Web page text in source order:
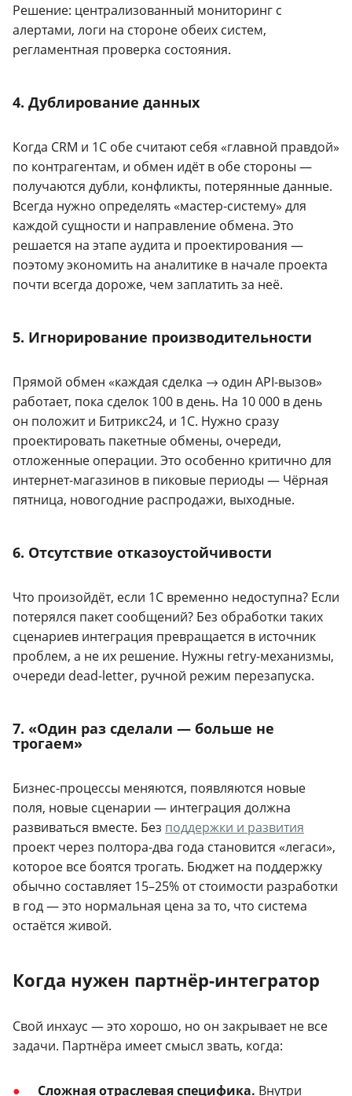
Решение: централизованный мониторинг с
алертами, логи на стороне обеих систем,
регламентная проверка состояния.
4. Дублирование данных
Когда CRM и 1С обе считают себя «главной правдой»
по контрагентам, и обмен идёт в обе стороны —
получаются дубли, конфликты, потерянные данные.
Всегда нужно определять «мастер-систему» для
каждой сущности и направление обмена. Это
решается на этапе аудита и проектирования —
поэтому экономить на аналитике в начале проекта
почти всегда дороже, чем заплатить за неё.
5. Игнорирование производительности
Прямой обмен «каждая сделка → один API-вызов»
работает, пока сделок 100 в день. На 10 000 в день
он положит и Битрикс24, и 1С. Нужно сразу
проектировать пакетные обмены, очереди,
отложенные операции. Это особенно критично для
интернет-магазинов в пиковые периоды — Чёрная
пятница, новогодние распродажи, выходные.
6. Отсутствие отказоустойчивости
Что произойдёт, если 1С временно недоступна? Если
потерялся пакет сообщений? Без обработки таких
сценариев интеграция превращается в источник
проблем, а не их решение. Нужны retry-механизмы,
очереди dead-letter, ручной режим перезапуска.
7. «Один раз сделали — больше не
трогаем»
Бизнес-процессы меняются, появляются новые
поля, новые сценарии — интеграция должна
развиваться вместе. Без поддержки и развития
проект через полтора-два года становится «легаси»,
которое все боятся трогать. Бюджет на поддержку
обычно составляет 15–25% от стоимости разработки
в год — это нормальная цена за то, что система
остаётся живой.
Когда нужен партнёр-интегратор
Свой инхаус — это хорошо, но он закрывает не все
задачи. Партнёра имеет смысл звать, когда:
Сложная отраслевая специфика. Внутри